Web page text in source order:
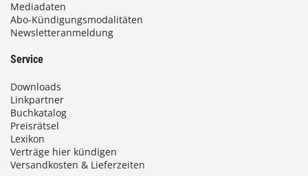
€
Mediadaten
Abo-Kündigungsmodalitäten
Newsletteranmeldung
Service
Downloads
Linkpartner
Buchkatalog
Preisrätsel
Lexikon
Verträge hier kündigen
Versandkosten & Lieferzeiten